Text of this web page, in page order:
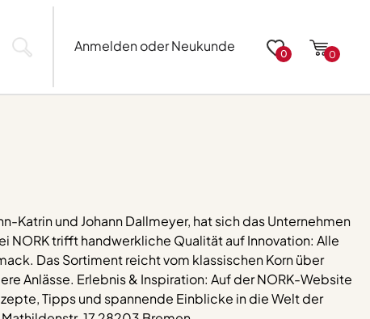
Anmelden oder Neukunde 0 0
Katrin und Johann Dallmeyer, hat sich das Unternehmen
NORK trifft handwerkliche Qualität auf Innovation: Alle
Das Sortiment reicht vom klassischen Korn über
Anlässe. Erlebnis & Inspiration: Auf der NORK-Website
Tipps und spannende Einblicke in die Welt der